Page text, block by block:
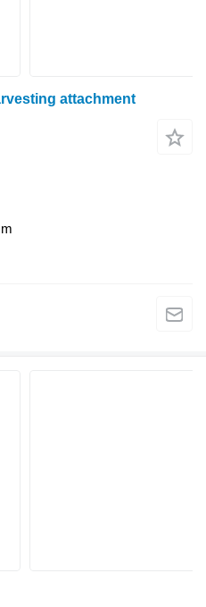
attachment